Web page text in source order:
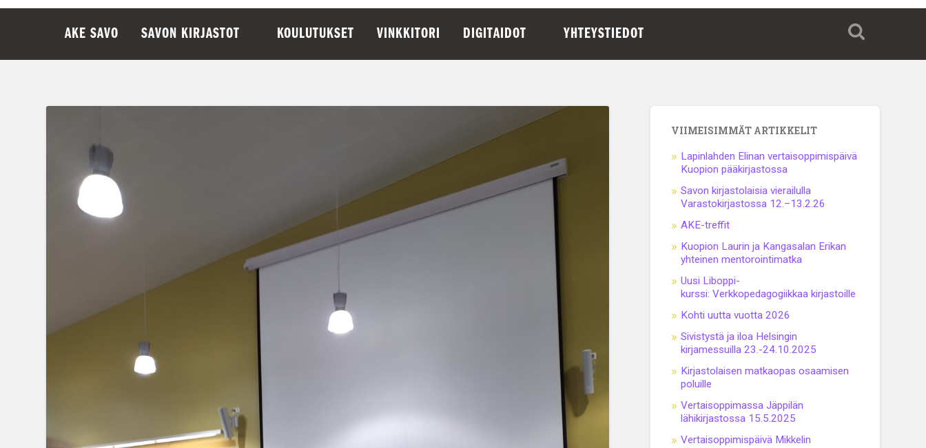
AKE SAVO SAVON KIRJASTOT KOULUTUKSET VINKKITORI DIGITAIDOT YHTEYSTIEDOT
VIIMEISIMMÄT ARTIKKELIT
Lapinlahden Elinan vertaisoppimispäivä
Kuopion pääkirjastossa
Savon kirjastolaisia vierailulla
Varastokirjastossa 12.–13.2.26
AKE-treffit
Kuopion Laurin ja Kangasalan Erikan
yhteinen mentorointimatka
Uusi Liboppi-
kurssi: Verkkopedagogiikkaa kirjastoille
Kohti uutta vuotta 2026
Sivistystä ja iloa Helsingin
kirjamessuilla 23.-24.10.2025
Kirjastolaisen matkaopas osaamisen
poluille
Vertaisoppimassa Jäppilän
lähikirjastossa 15.5.2025
Vertaisoppimispäivä Mikkelin